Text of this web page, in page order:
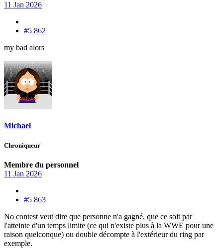
11 Jan 2026
#5 862
my bad alors
Michael
Chroniqueur
Membre du personnel
11 Jan 2026
#5 863
No contest veut dire que personne n'a gagné, que ce soit par
l'atteinte d'un temps limite (ce qui n'existe plus à la WWE pour une
raison quelconque) ou double décompte à l'extérieur du ring par
exemple.